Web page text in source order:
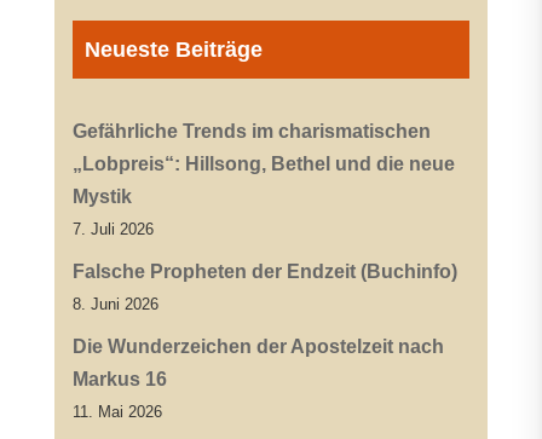
Neueste Beiträge
Gefährliche Trends im charismatischen
„Lobpreis“: Hillsong, Bethel und die neue
Mystik
7. Juli 2026
Falsche Propheten der Endzeit (Buchinfo)
8. Juni 2026
Die Wunderzeichen der Apostelzeit nach
Markus 16
11. Mai 2026